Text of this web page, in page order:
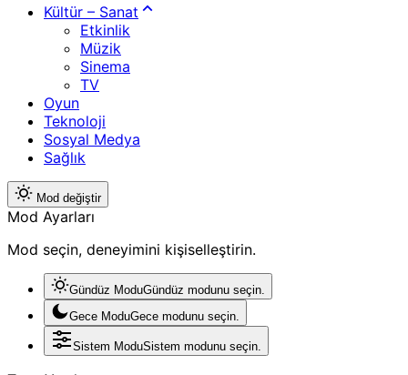
Kültür – Sanat
Etkinlik
Müzik
Sinema
TV
Oyun
Teknoloji
Sosyal Medya
Sağlık
Mod değiştir
Mod Ayarları
Mod seçin, deneyimini kişiselleştirin.
Gündüz ModuGündüz modunu seçin.
Gece ModuGece modunu seçin.
Sistem ModuSistem modunu seçin.